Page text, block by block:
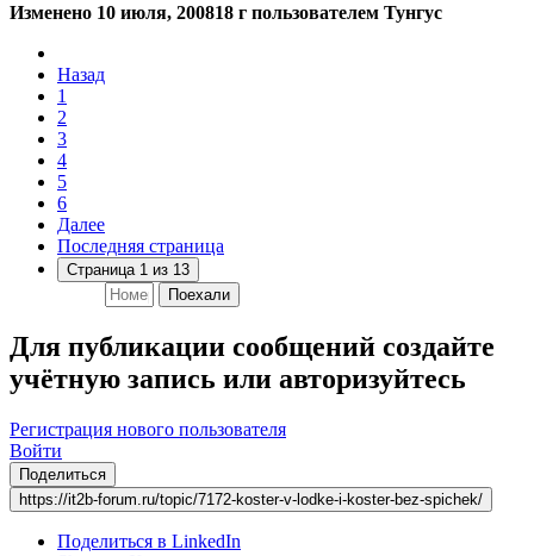
Изменено 10 июля, 200818 г пользователем Тунгус
Назад
1
2
3
4
5
6
Далее
Последняя страница
Страница 1 из 13
Поехали
Для публикации сообщений создайте
учётную запись или авторизуйтесь
Регистрация нового пользователя
Войти
Поделиться
https://it2b-forum.ru/topic/7172-koster-v-lodke-i-koster-bez-spichek/
Поделиться в LinkedIn